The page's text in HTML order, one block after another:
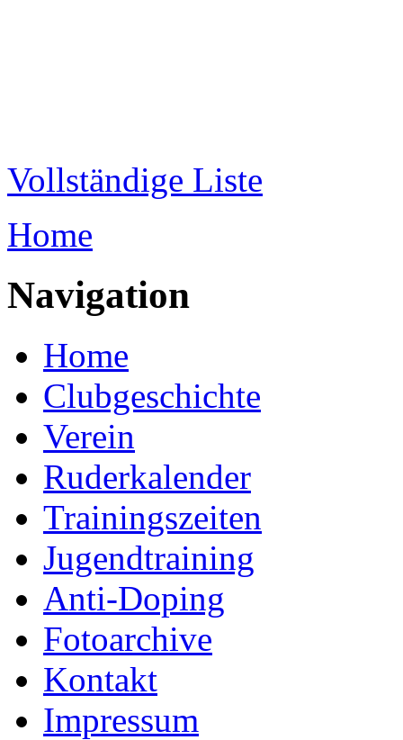
Vollständige Liste
Sie sind hier
Home
Navigation
Home
Clubgeschichte
Verein
Ruderkalender
Trainingszeiten
Jugendtraining
Anti-Doping
Fotoarchive
Kontakt
Impressum